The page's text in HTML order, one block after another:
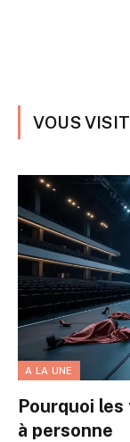
VOUS
A LA UNE
Pourquoi
à personne